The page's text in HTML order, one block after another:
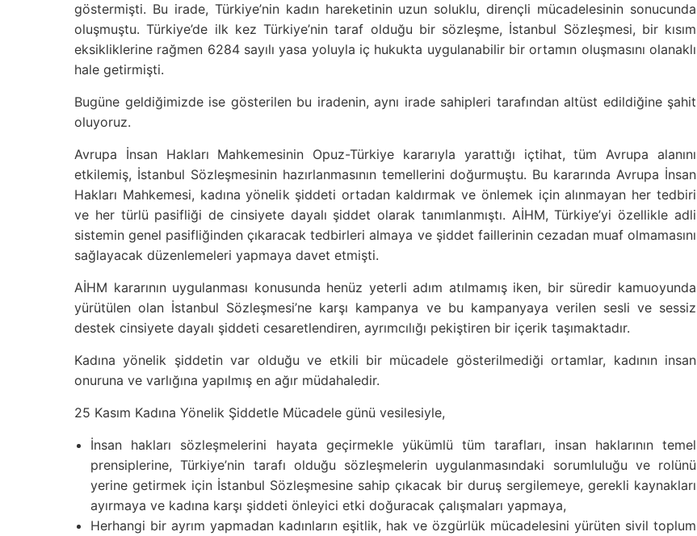
göstermişti. Bu irade, Türkiye’nin kadın hareketinin uzun soluklu, dirençli mücadelesinin sonucunda
oluşmuştu. Türkiye’de ilk kez Türkiye’nin taraf olduğu bir sözleşme, İstanbul Sözleşmesi, bir kısım
eksikliklerine rağmen 6284 sayılı yasa yoluyla iç hukukta uygulanabilir bir ortamın oluşmasını olanaklı
hale getirmişti.
Bugüne geldiğimizde ise gösterilen bu iradenin, aynı irade sahipleri tarafından altüst edildiğine şahit
oluyoruz.
Avrupa İnsan Hakları Mahkemesinin Opuz-Türkiye kararıyla yarattığı içtihat, tüm Avrupa alanını
etkilemiş, İstanbul Sözleşmesinin hazırlanmasının temellerini doğurmuştu. Bu kararında Avrupa İnsan
Hakları Mahkemesi, kadına yönelik şiddeti ortadan kaldırmak ve önlemek için alınmayan her tedbiri
ve her türlü pasifliği de cinsiyete dayalı şiddet olarak tanımlanmıştı. AİHM, Türkiye’yi özellikle adli
sistemin genel pasifliğinden çıkaracak tedbirleri almaya ve şiddet faillerinin cezadan muaf olmamasını
sağlayacak düzenlemeleri yapmaya davet etmişti.
AİHM kararının uygulanması konusunda henüz yeterli adım atılmamış iken, bir süredir kamuoyunda
yürütülen olan İstanbul Sözleşmesi’ne karşı kampanya ve bu kampanyaya verilen sesli ve sessiz
destek cinsiyete dayalı şiddeti cesaretlendiren, ayrımcılığı pekiştiren bir içerik taşımaktadır.
Kadına yönelik şiddetin var olduğu ve etkili bir mücadele gösterilmediği ortamlar, kadının insan
onuruna ve varlığına yapılmış en ağır müdahaledir.
25 Kasım Kadına Yönelik Şiddetle Mücadele günü vesilesiyle,
İnsan hakları sözleşmelerini hayata geçirmekle yükümlü tüm tarafları, insan haklarının temel
prensiplerine, Türkiye’nin tarafı olduğu sözleşmelerin uygulanmasındaki sorumluluğu ve rolünü
yerine getirmek için İstanbul Sözleşmesine sahip çıkacak bir duruş sergilemeye, gerekli kaynakları
ayırmaya ve kadına karşı şiddeti önleyici etki doğuracak çalışmaları yapmaya,
Herhangi bir ayrım yapmadan kadınların eşitlik, hak ve özgürlük mücadelesini yürüten sivil toplum